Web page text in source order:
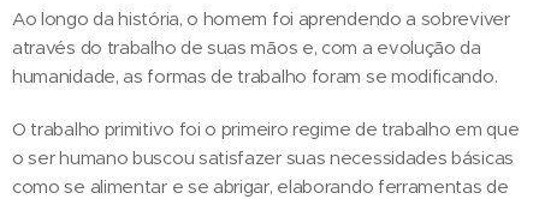
Ao longo da história, o homem foi aprendendo a sobreviver
através do trabalho de suas mãos e, com a evolução da
humanidade, as formas de trabalho foram se modificando.
O trabalho primitivo foi o primeiro regime de trabalho em que
o ser humano buscou satisfazer suas necessidades básicas
como se alimentar e se abrigar, elaborando ferramentas de